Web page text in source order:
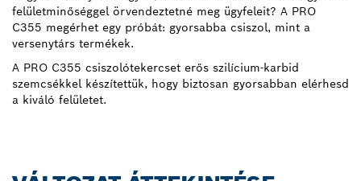
felületminőséggel örvendeztetné meg ügyfeleit? A PRO
C355 megérhet egy próbát: gyorsabba csiszol, mint a
versenytárs termékek.
A PRO C355 csiszolótekercset erős szilícium-karbid
szemcsékkel készítettük, hogy biztosan gyorsabban elérhesd
a kiváló felületet.